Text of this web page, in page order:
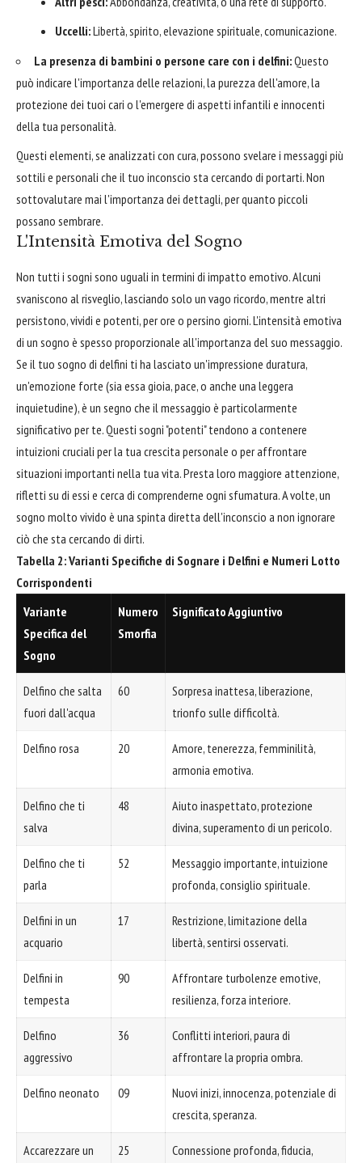
Uccelli:Libertà, spirito, elevazione spirituale, comunicazione.
La presenza di bambini o persone care con i delfini:Questo
può indicare l'importanza delle relazioni, la purezza dell'amore, la
protezione dei tuoi cari o l'emergere di aspetti infantili e innocenti
della tua personalità.
Questi elementi, se analizzati con cura, possono svelare i messaggi più
sottili e personali che il tuo inconscio sta cercando di portarti. Non
sottovalutare mai l'importanza dei dettagli, per quanto piccoli
possano sembrare.
L'Intensità Emotiva del Sogno
Non tutti i sogni sono uguali in termini di impatto emotivo. Alcuni
svaniscono al risveglio, lasciando solo un vago ricordo, mentre altri
persistono, vividi e potenti, per ore o persino giorni. L'intensità emotiva
di un sogno è spesso proporzionale all'importanza del suo messaggio.
Se il tuo sogno di delfini ti ha lasciato un'impressione duratura,
un'emozione forte (sia essa gioia, pace, o anche una leggera
inquietudine), è un segno che il messaggio è particolarmente
significativo per te. Questi sogni "potenti" tendono a contenere
intuizioni cruciali per la tua crescita personale o per affrontare
situazioni importanti nella tua vita. Presta loro maggiore attenzione,
rifletti su di essi e cerca di comprenderne ogni sfumatura. A volte, un
sogno molto vivido è una spinta diretta dell'inconscio a non ignorare
ciò che sta cercando di dirti.
Tabella 2: Varianti Specifiche di Sognare i Delfini e Numeri Lotto
Corrispondenti
Variante
Specifica del
Sogno
Numero
Smorfia
Significato Aggiuntivo
Delfino che salta
fuori dall'acqua
60
Sorpresa inattesa, liberazione,
trionfo sulle difficoltà.
Delfino rosa 20
Amore, tenerezza, femminilità,
armonia emotiva.
Delfino che ti
salva
48
Aiuto inaspettato, protezione
divina, superamento di un pericolo.
Delfino che ti
parla
52
Messaggio importante, intuizione
profonda, consiglio spirituale.
Delfini in un
acquario
17
Restrizione, limitazione della
libertà, sentirsi osservati.
Delfini in
tempesta
90
Affrontare turbolenze emotive,
resilienza, forza interiore.
Delfino
aggressivo
36
Conflitti interiori, paura di
affrontare la propria ombra.
Delfino neonato 09
Nuovi inizi, innocenza, potenziale di
crescita, speranza.
Accarezzare un
25
Connessione profonda, fiducia,